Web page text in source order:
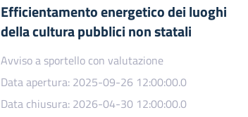
Efficientamento energetico dei luoghi
della cultura pubblici non statali
Avviso a sportello con valutazione
Data apertura: 2025-09-26 12:00:00.0
Data chiusura: 2026-04-30 12:00:00.0